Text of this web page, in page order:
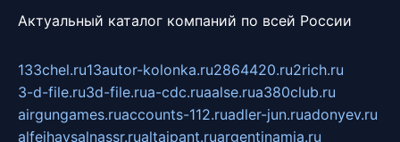
Актуальный каталог компаний по всей России
133chel.ru13autor-kolonka.ru2864420.ru2rich.ru
3-d-file.ru3d-file.rua-cdc.ruaalse.rua380club.ru
airgungames.ruaccounts-112.ruadler-jun.ruadonyev.ru
alfeihavsalnassr.rualtaipant.ruargentinamia.ru